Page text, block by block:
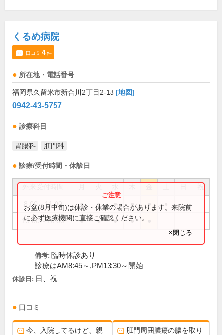
くるめ病院
口コミ 4件
所在地・電話番号
福岡県久留米市新合川2丁目2-18 [地図]
0942-43-5757
診療科目
胃腸科 肛門科
診療/受付時間・休診日
祝
8:00～11:00 ● ● ● ● ●
13:00～16:00 ● ● ● ●
お盆(8月中旬)は休診・休業の場合があります。来院前
に必ず医療機関に直接ご確認ください。
×閉じる
備考: 臨時休診あり
診療はAM8:45～,PM13:30～開始
休診日: 日、祝
口コミ
今、入院してるけど、親
肛門周囲膿瘍の膿を取り